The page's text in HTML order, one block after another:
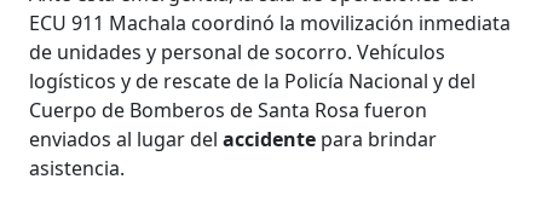
ECU 911 Machala coordinó la movilización inmediata
de unidades y personal de socorro. Vehículos
logísticos y de rescate de la Policía Nacional y del
Cuerpo de Bomberos de Santa Rosa fueron
enviados al lugar delaccidente para brindar
asistencia.